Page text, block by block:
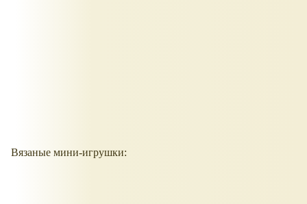
Вязаные мини-игрушки: